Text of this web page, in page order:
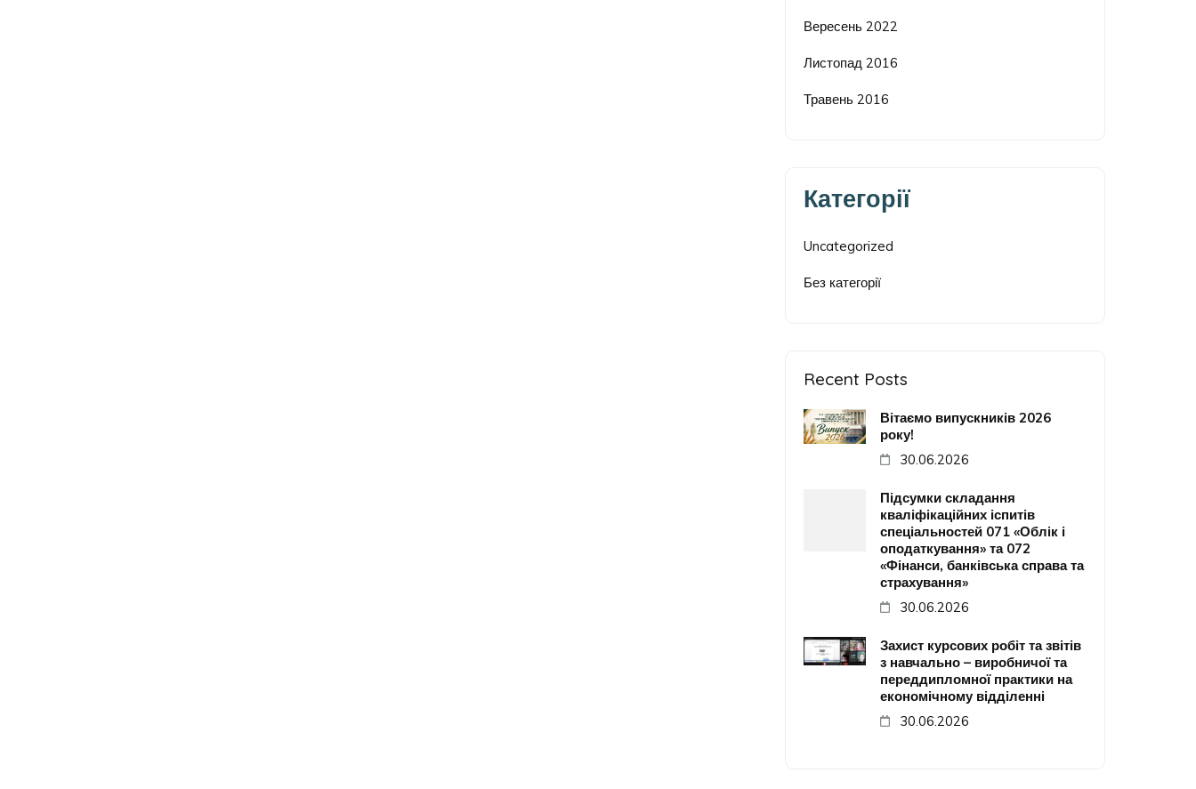
Вересень 2022
Листопад 2016
Травень 2016
Категорії
Uncategorized
Без категорії
Recent Posts
Вітаємо випускників 2026
року!
30.06.2026
Підсумки складання
кваліфікаційних іспитів
спеціальностей 071 «Облік і
оподаткування» та 072
«Фінанси, банківська справа та
страхування»
30.06.2026
Захист курсових робіт та звітів
з навчально – виробничої та
переддипломної практики на
економічному відділенні
30.06.2026